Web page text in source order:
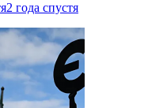
2 года спустя